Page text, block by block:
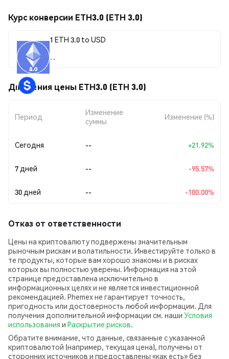
Курс конверсии ETH3.0 (ETH 3.0)
1 ETH 3.0 to USD
--
Движения цены ETH3.0 (ETH 3.0)
Период
Изменение
суммы
Изменение (%)
Сегодня -- +21.92%
7 дней -- -95.57%
30 дней -- -100.00%
Отказ от ответственности
Цены на криптовалюту подвержены значительным
рыночным рискам и волатильности. Инвестируйте только в
те продукты, которые вам хорошо знакомы и в рисках
которых вы полностью уверены. Информация на этой
странице предоставлена исключительно в
информационных целях и не является инвестиционной
рекомендацией. Phemex не гарантирует точность,
пригодность или достоверность любой информации. Для
получения дополнительной информации см. наши Условия
использования и Раскрытие рисков.
Обратите внимание, что данные, связанные с указанной
криптовалютой (например, текущая цена), получены от
сторонних источников и предоставлены «как есть» без